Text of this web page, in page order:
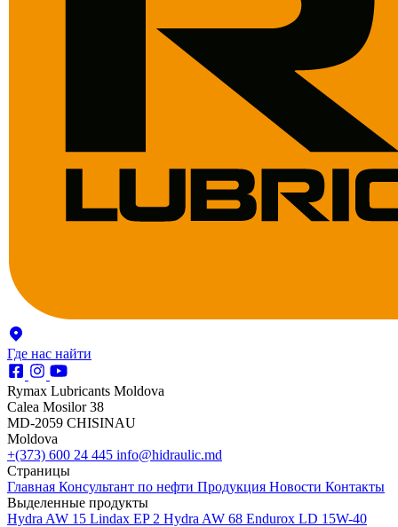
Где нас найти
Rymax Lubricants Moldova
Calea Mosilor 38
MD-2059 CHISINAU
Moldova
+(373) 600 24 445 info@hidraulic.md
Страницы
Главная Консультант по нефти Продукция Новости Контакты
Выделенные продукты
Hydra AW 15 Lindax EP 2 Hydra AW 68 Endurox LD 15W-40